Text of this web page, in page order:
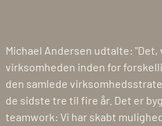
Michael Andersen udtalte:
virksomheden inden for
den samlede
de sidste tre til fire år. Det er
teamwork: Vi har skabt